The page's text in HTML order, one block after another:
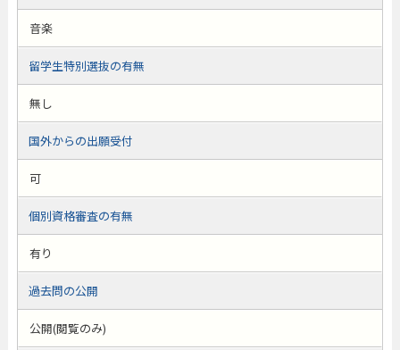
音楽
留学生特別選抜の有無
無し
国外からの出願受付
可
個別資格審査の有無
有り
過去問の公開
公開(閲覧のみ)